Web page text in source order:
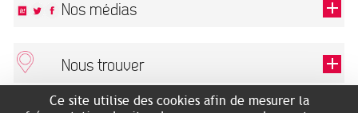
Ce champ est exigé.
Nos médias
Nous trouver
ARCHIVES MUNICIPALES
Ce site utilise des cookies afin de mesurer la